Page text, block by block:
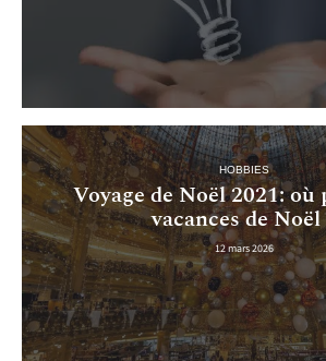
HOBBIES
Voyage de Noël 2021: où
vacances de Noël
12 mars 2026